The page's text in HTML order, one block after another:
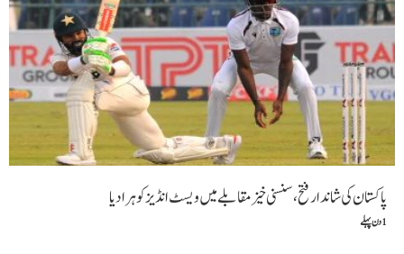
پاکستان کی شاندار فتح،سنسنی خیز مقابلے میں ویسٹ انڈیز کو ہرا دیا
1 دن پہلے